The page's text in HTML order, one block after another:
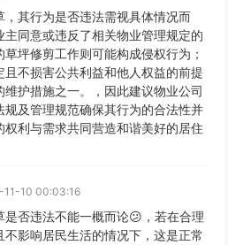
，其行为是否违法需视具体情况而
主同意或违反了相关物业管理规定的
坪修剪工作则可能构成侵权行为；
且不损害公共利益和他人权益的前提
维护措施之一。，因此建议物业公司
规及管理规范确保其行为的合法性并
权利与需求共同营造和谐美好的居住
11-10 00:03:16
是否违法不能一概而论😕，若在合理
不影响居民生活的情况下，这是正常